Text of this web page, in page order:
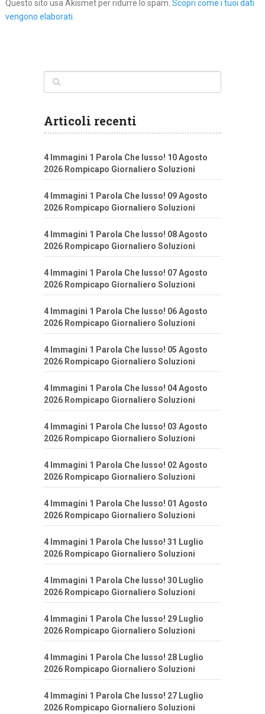
Questo sito usa Akismet per ridurre lo spam. Scopri come i tuoi dati
vengono elaborati
Articoli recenti
4 Immagini 1 Parola Che lusso! 10 Agosto
2026 Rompicapo Giornaliero Soluzioni
4 Immagini 1 Parola Che lusso! 09 Agosto
2026 Rompicapo Giornaliero Soluzioni
4 Immagini 1 Parola Che lusso! 08 Agosto
2026 Rompicapo Giornaliero Soluzioni
4 Immagini 1 Parola Che lusso! 07 Agosto
2026 Rompicapo Giornaliero Soluzioni
4 Immagini 1 Parola Che lusso! 06 Agosto
2026 Rompicapo Giornaliero Soluzioni
4 Immagini 1 Parola Che lusso! 05 Agosto
2026 Rompicapo Giornaliero Soluzioni
4 Immagini 1 Parola Che lusso! 04 Agosto
2026 Rompicapo Giornaliero Soluzioni
4 Immagini 1 Parola Che lusso! 03 Agosto
2026 Rompicapo Giornaliero Soluzioni
4 Immagini 1 Parola Che lusso! 02 Agosto
2026 Rompicapo Giornaliero Soluzioni
4 Immagini 1 Parola Che lusso! 01 Agosto
2026 Rompicapo Giornaliero Soluzioni
4 Immagini 1 Parola Che lusso! 31 Luglio
2026 Rompicapo Giornaliero Soluzioni
4 Immagini 1 Parola Che lusso! 30 Luglio
2026 Rompicapo Giornaliero Soluzioni
4 Immagini 1 Parola Che lusso! 29 Luglio
2026 Rompicapo Giornaliero Soluzioni
4 Immagini 1 Parola Che lusso! 28 Luglio
2026 Rompicapo Giornaliero Soluzioni
4 Immagini 1 Parola Che lusso! 27 Luglio
2026 Rompicapo Giornaliero Soluzioni